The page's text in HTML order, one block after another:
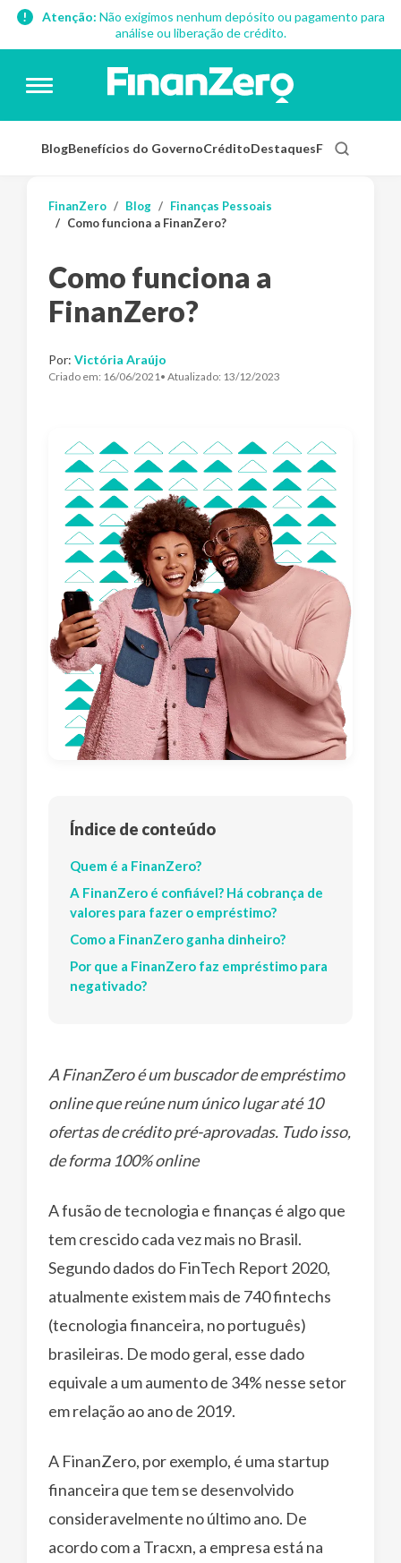
Atenção: Não exigimos nenhum depósito ou pagamento para
análise ou liberação de crédito.
BlogBenefícios do GovernoCréditoDestaquesFinanças
FinanZero Blog
Finanças Pessoais
Como funciona a FinanZero?
Como funciona a
FinanZero?
Por: Victória Araújo
Criado em: 16/06/2021• Atualizado: 13/12/2023
Índice de conteúdo
Quem é a FinanZero?
A FinanZero é confiável? Há cobrança de
valores para fazer o empréstimo?
Como a FinanZero ganha dinheiro?
Por que a FinanZero faz empréstimo para
negativado?
A FinanZero é um buscador de empréstimo
online que reúne num único lugar até 10
ofertas de crédito pré-aprovadas. Tudo isso,
de forma 100% online
A fusão de tecnologia e finanças é algo que
tem crescido cada vez mais no Brasil.
Segundo dados do FinTech Report 2020,
atualmente existem mais de 740 fintechs
(tecnologia financeira, no português)
brasileiras. De modo geral, esse dado
equivale a um aumento de 34% nesse setor
em relação ao ano de 2019.
A FinanZero, por exemplo, é uma startup
financeira que tem se desenvolvido
consideravelmente no último ano. De
acordo com a Tracxn, a empresa está na